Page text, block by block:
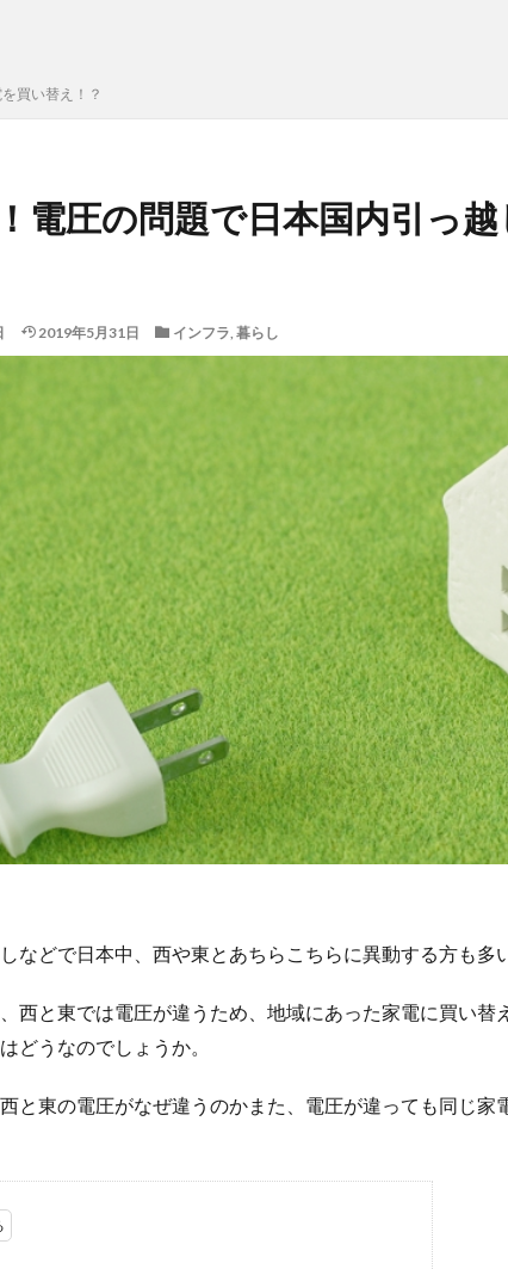
買い替え！？
電圧の問題で日本国内引っ
2019年5月31日 インフラ, 暮らし
などで日本中、西や東とあちらこちらに異動する方も多
西と東では電圧が違うため、地域にあった家電に買い替
どうなのでしょうか。
と東の電圧がなぜ違うのかまた、電圧が違っても同じ家